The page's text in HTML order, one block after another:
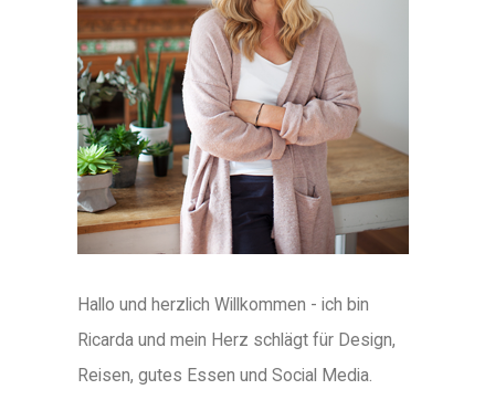
Hallo und herzlich Willkommen - ich bin
Ricarda und mein Herz schlägt für Design,
Reisen, gutes Essen und Social Media.